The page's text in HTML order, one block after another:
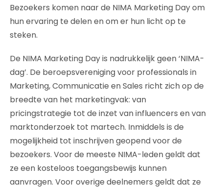
Bezoekers komen naar de NIMA Marketing Day om
hun ervaring te delen en om er hun licht op te
steken.
De NIMA Marketing Day is nadrukkelijk geen ‘NIMA-
dag’. De beroepsvereniging voor professionals in
Marketing, Communicatie en Sales richt zich op de
breedte van het marketingvak: van
pricingstrategie tot de inzet van influencers en van
marktonderzoek tot martech. Inmiddels is de
mogelijkheid tot inschrijven geopend voor de
bezoekers. Voor de meeste NIMA-leden geldt dat
ze een kosteloos toegangsbewijs kunnen
aanvragen. Voor overige deelnemers geldt dat ze